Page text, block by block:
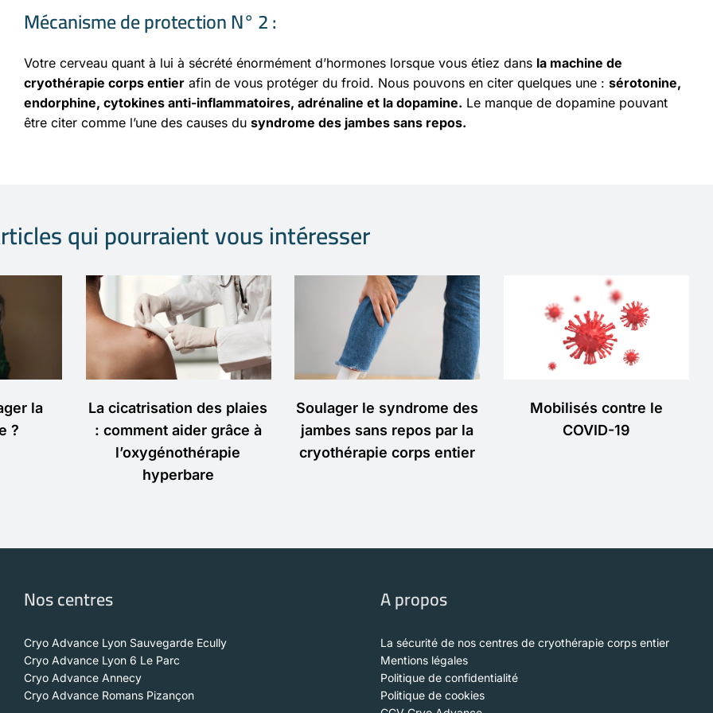
Mécanisme de protection N° 2 :
Votre cerveau quant à lui à sécrété énormément d’hormones lorsque vous étiez dans la machine de
cryothérapie corps entier afin de vous protéger du froid. Nous pouvons en citer quelques une : sérotonine,
endorphine, cytokines anti-inflammatoires, adrénaline et la dopamine. Le manque de dopamine pouvant
être citer comme l’une des causes du syndrome des jambes sans repos.
qui pourraient vous intéresser
la
?
La cicatrisation des plaies
: comment aider grâce à
l’oxygénothérapie
hyperbare
Soulager le syndrome des
jambes sans repos par la
cryothérapie corps entier
Mobilisés contre le
COVID-19
Nos centres
Cryo Advance Lyon Sauvegarde Ecully
Cryo Advance Lyon 6 Le Parc
Cryo Advance Annecy
Cryo Advance Romans Pizançon
A propos
La sécurité de nos centres de cryothérapie corps entier
Mentions légales
Politique de confidentialité
Politique de cookies